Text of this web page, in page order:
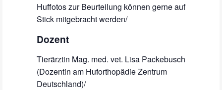
Huffotos zur Beurteilung können gerne auf
Stick mitgebracht werden/
Dozent
Tierärztin Mag. med. vet. Lisa Packebusch
(Dozentin am Huforthopädie Zentrum
Deutschland)/